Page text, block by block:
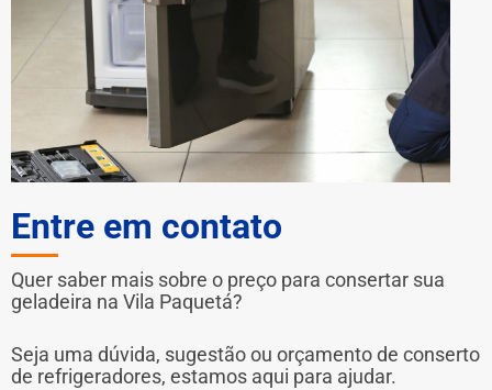
Entre em contato
Quer saber mais sobre o preço para consertar sua
geladeira na Vila Paquetá?
Seja uma dúvida, sugestão ou orçamento de conserto
de refrigeradores, estamos aqui para ajudar.